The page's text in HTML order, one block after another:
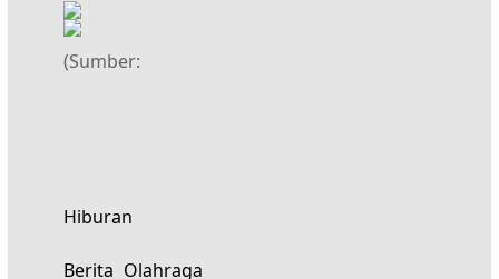
(Sumber:
Hiburan
Berita Olahraga